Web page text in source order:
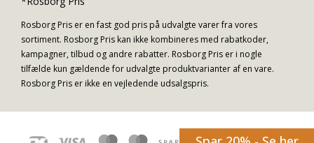
Rosborg Pris er en fast god pris på udvalgte varer fra vores
sortiment. Rosborg Pris kan ikke kombineres med rabatkoder,
kampagner, tilbud og andre rabatter. Rosborg Pris er i nogle
tilfælde kun gældende for udvalgte produktvarianter af en vare.
Rosborg Pris er ikke en vejledende udsalgspris.